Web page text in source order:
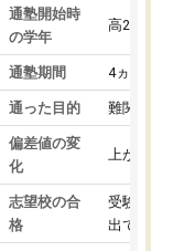
通塾開始時
の学年
高2
通塾期間 4ヵ月～1
通った目的 難関私立
偏差値の変
化
上がった
志望校の合
格
受験して
出ていな